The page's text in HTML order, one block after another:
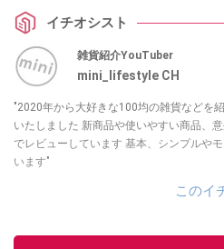
イチオシスト
雑貨紹介YouTuber
mini_lifestyle CH
"2020年から大好きな100均の雑貨などを
いたしました 新商品や使いやすい商品、意外と使いにくかった商品など本音
でレビューしています 基本、シンプルやモノトーンの雑貨を多くご紹介して
います"
このイ